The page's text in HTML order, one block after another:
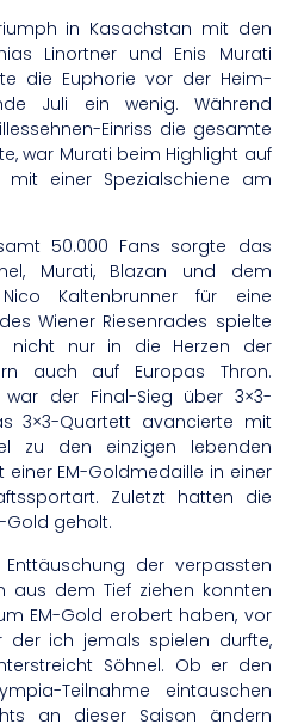
in Kasachstan mit den
Linortner und Enis Murati
die Euphorie vor der Heim-
Juli ein wenig. Während
Einriss die gesamte
war Murati beim Highlight auf
mit einer Spezialschiene am
50.000 Fans sorgte das
Murati, Blazan und dem
Kaltenbrunner für eine
Wiener Riesenrades spielte
nicht nur in die Herzen der
auch auf Europas Thron.
war der Final-Sieg über 3×3-
3×3-Quartett avancierte mit
zu den einzigen lebenden
EM-Goldmedaille in einer
Zuletzt hatten die
Gold geholt.
der verpassten
aus dem Tief ziehen konnten
EM-Gold erobert haben, vor
der ich jemals spielen durfte,
Söhnel. Ob er den
Teilnahme eintauschen
an dieser Saison ändern